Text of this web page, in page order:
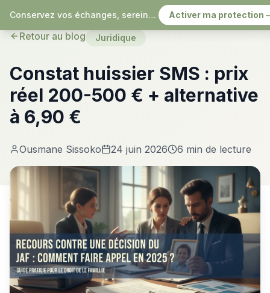
Conservez vos échanges, sereinement Activer ma protection
Retour au blog Juridique
Constat huissier SMS : prix
réel 200-500 € + alternative
à 6,90 €
Ousmane Sissoko 24 juin 2026 6 min de lecture